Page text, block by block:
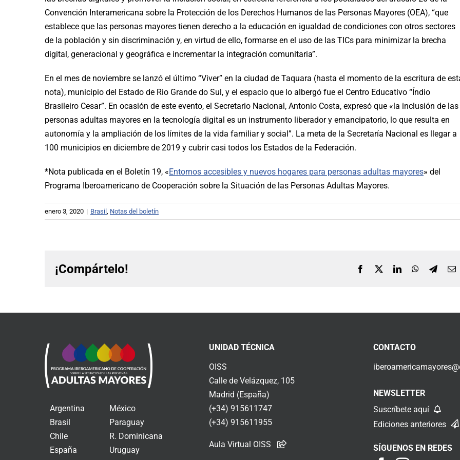
Convención Interamericana sobre la Protección de los Derechos Humanos de las Personas Mayores (OEA), “que
establece que las personas mayores tienen derecho a la educación en igualdad de condiciones con otros sectores
de la población y sin discriminación y, en virtud de ello, formarse en el uso de las TICs para minimizar la brecha
digital, generacional y geográfica e incrementar la integración comunitaria”.
En el mes de noviembre se lanzó el último “Viver” en la ciudad de Taquara (hasta el momento de la escritura de
nota), municipio del Estado de Rio Grande do Sul, y el espacio que lo albergó fue el Centro Educativo “Índio
Brasileiro Cesar”. En ocasión de este evento, el Secretario Nacional, Antonio Costa, expresó que «la inclusión de las
personas adultas mayores en la tecnología digital es un instrumento liberador y emancipatorio, lo que resulta en
autonomía y la ampliación de los límites de la vida familiar y social”. La meta de la Secretaría Nacional es llegar a
100 municipios en diciembre de 2019 y cubrir casi todos los Estados de la Federación.
*Nota publicada en el Boletín 19, «Entornos accesibles y nuevos hogares para personas adultas mayores» del
Programa Iberoamericano de Cooperación sobre la Situación de las Personas Adultas Mayores.
enero 3, 2020 | Brasil , Notas del boletín
¡Compártelo! Facebook
X LinkedInWhatsApp
Argentina
Brasil
Chile
España
México
Paraguay
R. Dominicana
Uruguay
UNIDAD TÉCNICA
OISS
Calle de Velázquez, 105
Madrid (España)
(+34) 915611747
(+34) 915611955
Aula Virtual OISS
CONTACTO
NEWSLETTER
Suscríbete aquí
Ediciones anteriores
SÍGUENOS EN REDES